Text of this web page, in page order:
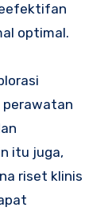
optimal.
perawatan
itu juga,
riset klinis